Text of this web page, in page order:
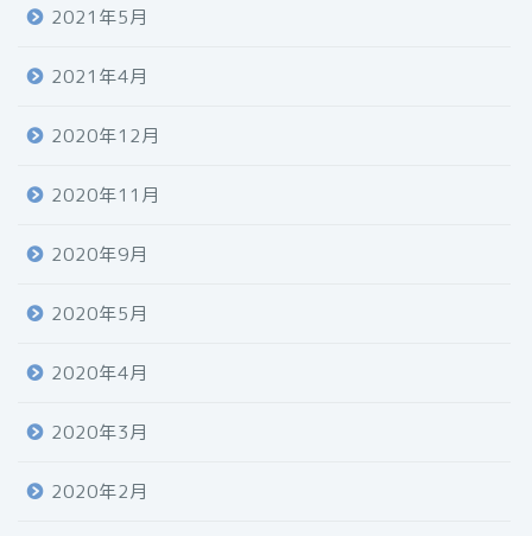
2021年5月
2021年4月
2020年12月
2020年11月
2020年9月
2020年5月
2020年4月
2020年3月
2020年2月